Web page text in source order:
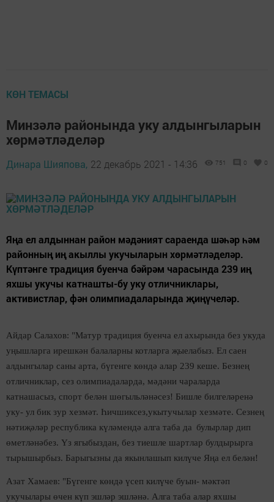
КӨН ТЕМАСЫ
Минзәлә районында уку алдынгыларын
хөрмәтләделәр
Динара Шияпова, 22 декабрь 2021 - 14:36 751 0 0
Яңа ел алдыннан район мәдәният сараенда шәһәр һәм
районның иң акыллы укучыларын хөрмәтләделәр.
Күптәнге традиция буенча бәйрәм чарасында 239 иң
яхшы укучы катнашты-бу уку отличниклары,
активистлар, фән олимпиадаларында җиңүчеләр.
Айдар Салахов: "Матур традиция буенча ел ахырында без укуда
уңышларга ирешкән балаларны котларга җыелабыз. Ел саен
алдынгылар саны арта, бүгенге көндә алар 239 кеше. Безнең
отличниклар, сез олимпиадаларда, мәдәни чараларда
катнашасыз, спорт белән шөгыльләнәсез! Бишле билгеләренә
уку- ул бик зур хезмәт. Һичшиксез,укытучылар хезмәте. Сезнең
нәтиҗәләр республика күләмендә алга таба да булырлар дип
өметләнәбез. Үз ягыбыздан, без тиешле шартлар булдырырга
тырышырбыз. Барыгызны да якынлашып килүче Яңа ел белән!
Азат Хамаев: "Бүгенге көндә үсеп килүче буын- мәктәп
укучылары өчен күп эшләр эшләнә. Алга таба алар яхшы